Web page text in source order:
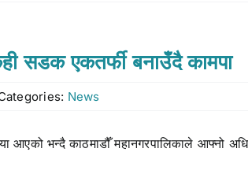
सडक एकतर्फी बनाउँदै कामपा
News
आएको भन्दै काठमाडौँ महानगरपालिकाले आफ्नो